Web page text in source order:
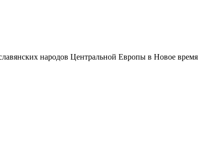
народов Центральной Европы в Новое время